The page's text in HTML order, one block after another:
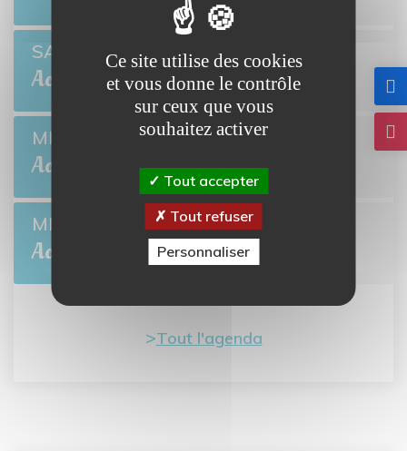
SAM 22
Août BRETTEVILLE-L'ORGUEILLEUSE
MER 26
Août
Collecte de sang
MER 5
Août
L'été des Mômes
BRETTEVILLE-L'ORGUEILLEUSE
Tout l'agenda
Ce site utilise des cookies
et vous donne le contrôle
sur ceux que vous
souhaitez activer
Tout accepter
Tout refuser
Personnaliser